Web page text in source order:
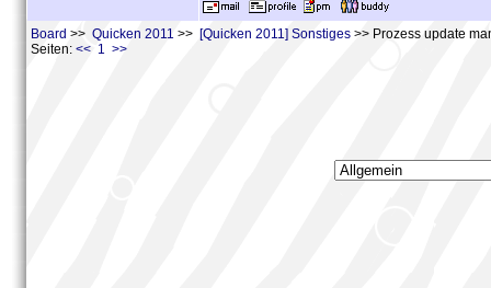
Board >> Quicken 2011 >> [Quicken 2011] Sonstiges >> Prozess update
Seiten: << 1 >>